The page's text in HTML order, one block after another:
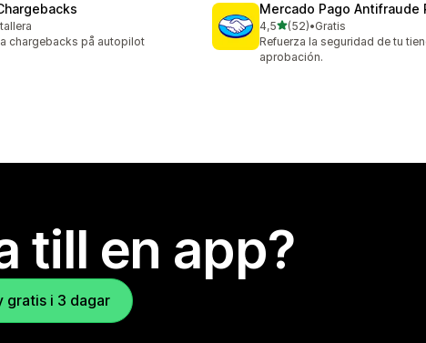
chargebacks på autopilot
Mercado Pago Antifraude
4,5av 5 stjärnor
(52)
52 recensioner totalt
•Gratis
Refuerza la seguridad de tu
aprobación.
till en app?
gratis i 3 dagar